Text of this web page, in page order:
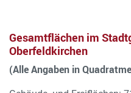
Gesamtflächen im
Oberfeldkirchen
(Alle Angaben in